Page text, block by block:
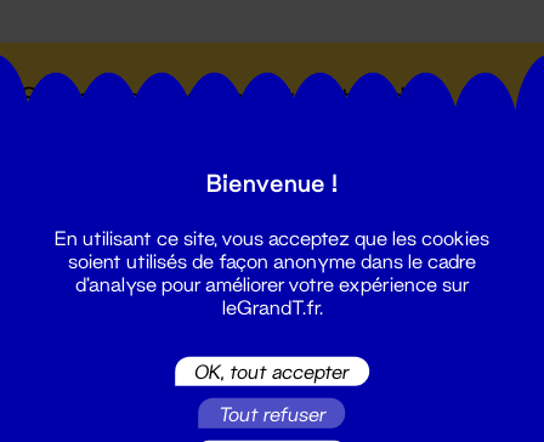
Suivez toutes les actualités du
Bienvenue !
En utilisant ce site, vous acceptez que les cookies
soient utilisés de façon anonyme dans le cadre
d'analyse pour améliorer votre expérience sur
leGrandT.fr.
OK, tout accepter
Tout refuser